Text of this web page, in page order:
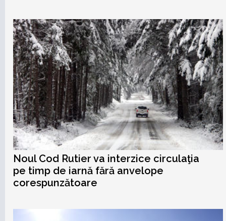
Noul Cod Rutier va interzice circulaţia
pe timp de iarnă fără anvelope
corespunzătoare